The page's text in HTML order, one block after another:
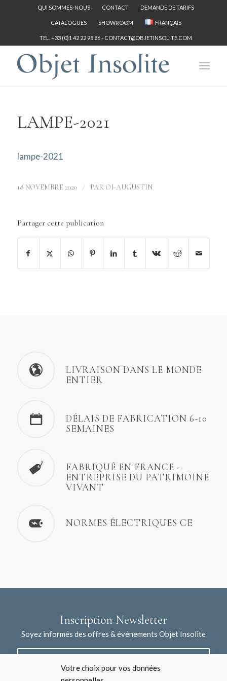
Votre choix pour vos données
QUI SOMMES-NOUS CONTACT DEMANDE DE TARIFS
CATALOGUES SHOWROOM FRANÇAIS
TEL. +33 (0)1 42 22 98 86 - CONTACT@OBJETINSOLITE.COM
LAMPE-2021
lampe-2021
18 NOVEMBRE 2020 / PAR OI-AUGUSTIN
Partager cette publication
LIVRAISON DANS LE MONDE
ENTIER
DÉLAIS DE FABRICATION 6-10
SEMAINES
FABRIQUÉ EN FRANCE -
ENTREPRISE DU PATRIMOINE
VIVANT
NORMES ÉLECTRIQUES CE
Inscription Newsletter
Soyez informés des offres & événements Objet Insolite